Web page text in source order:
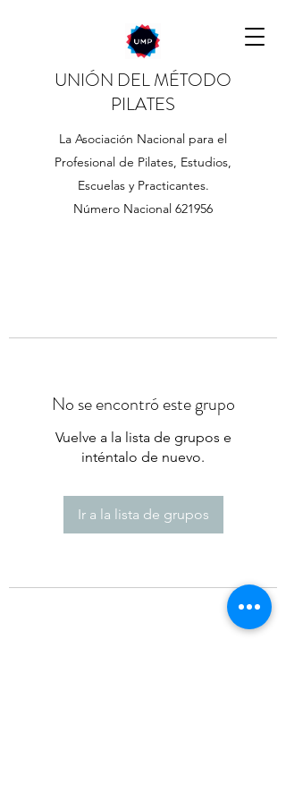
UNIÓN DEL MÉTODO
PILATES
La Asociación Nacional para el
Profesional de Pilates, Estudios,
Escuelas y Practicantes.
Número Nacional 621956
No se encontró este grupo
Vuelve a la lista de grupos e
inténtalo de nuevo.
Ir a la lista de grupos